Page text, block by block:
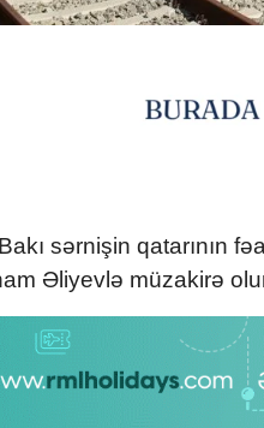
sərnişin qatarının
Əliyevlə müzakirə